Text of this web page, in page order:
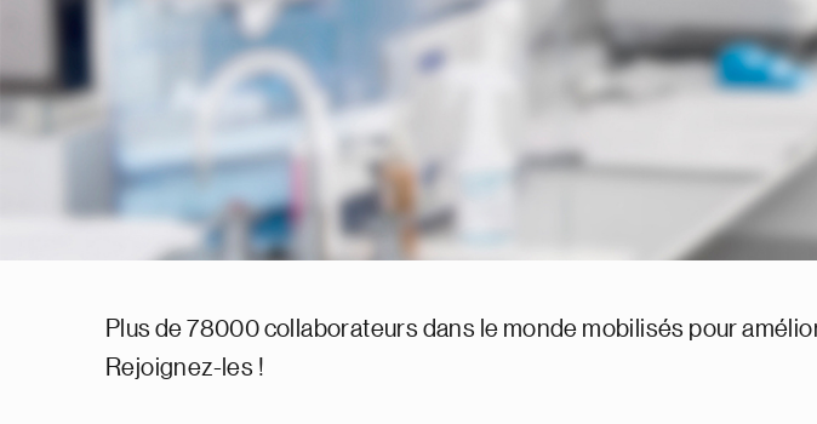
Plus de 78000 collaborateurs dans le monde mobilisés pour
Rejoignez-les !